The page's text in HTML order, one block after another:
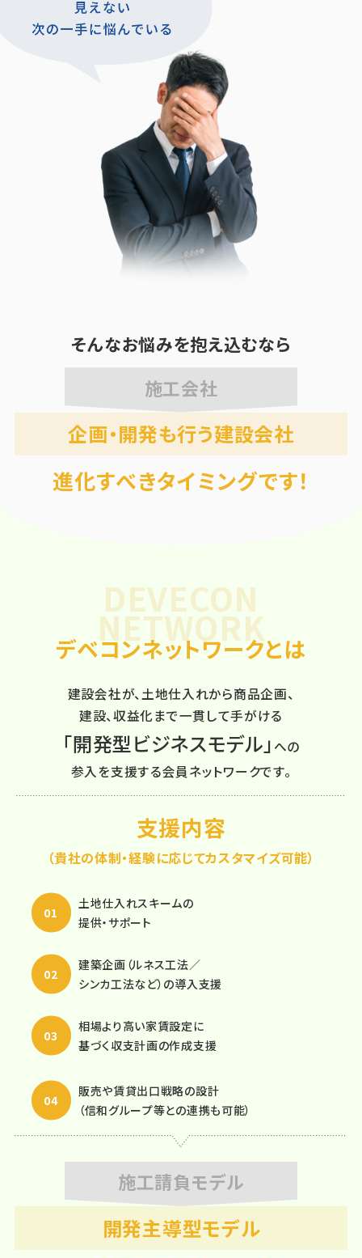
そんなお悩みを抱え込むなら
施工会社
企画・開発も行う建設会社
進化すべきタイミングです！
デベコンネットワークとは
建設会社が、土地仕入れから商品企画、
建設、収益化まで一貫して手がける
「開発型ビジネスモデル」 への
参入を支援する会員ネットワークです。
支援内容
（貴社の体制・経験に応じてカスタマイズ可能）
土地仕入れスキームの
提供・サポート
建築企画（ルネス工法／
シンカ工法など）の導入支援
相場より高い家賃設定に
基づく収支計画の作成支援
販売や賃貸出口戦略の設計
（信和グループ等との連携も可能）
施工請負モデル
開発主導型モデル